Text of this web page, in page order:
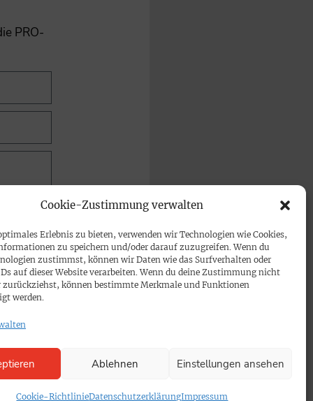
Cookie-Zustimmung verwalten
Erlebnis zu bieten, verwenden wir Technologien wie Cookies,
zu speichern und/oder darauf zuzugreifen. Wenn du
zustimmst, können wir Daten wie das Surfverhalten oder
auf dieser Website verarbeiten. Wenn du deine Zustimmung nicht
zurückziehst, können bestimmte Merkmale und Funktionen
werden.
Ablehnen Einstellungen ansehen
Cookie-RichtlinieDatenschutzerklärungImpressum
PRO-